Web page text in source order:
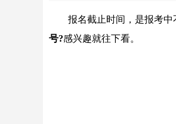
报名截止时间，是报考中
号?感兴趣就往下看。